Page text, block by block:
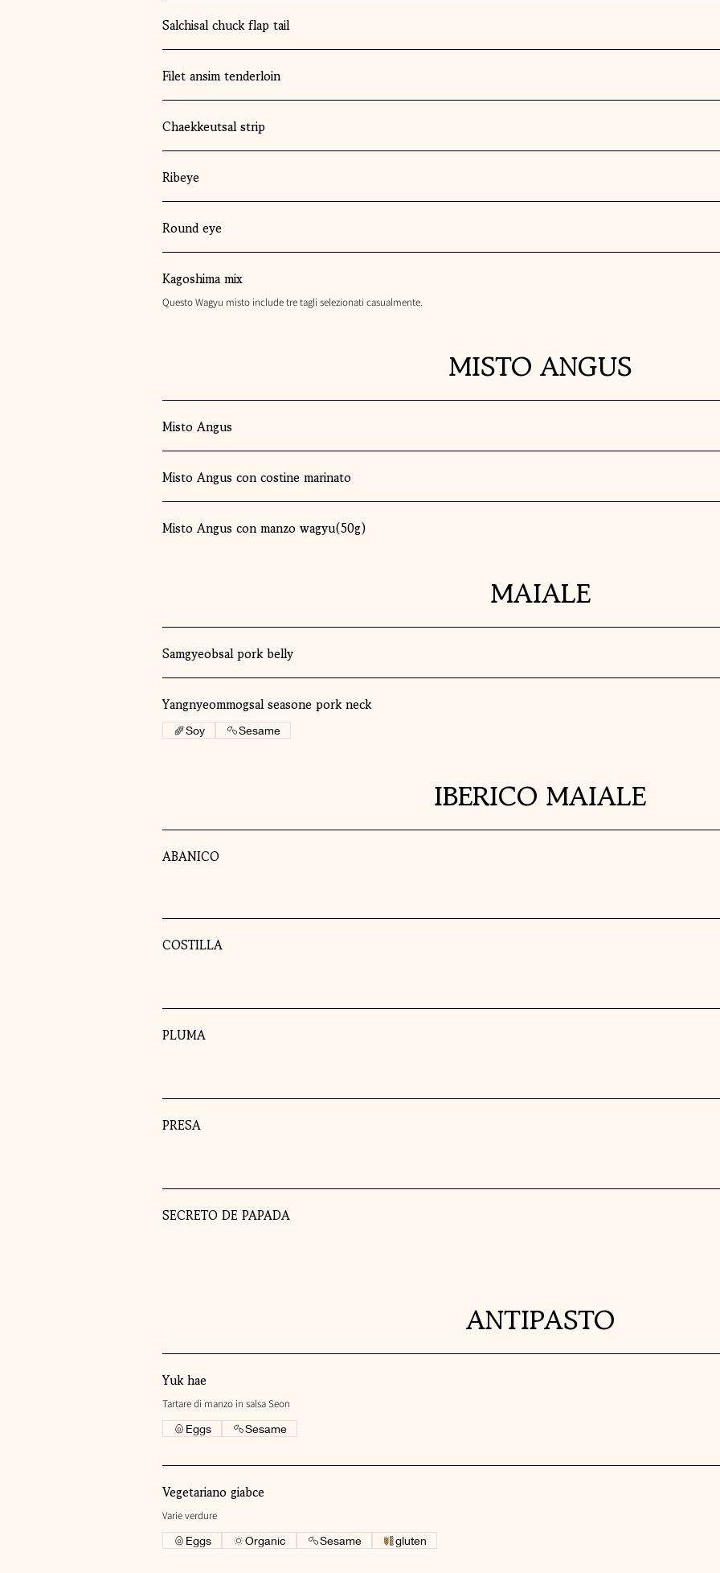
Salchisal chuck flap tail
Filet ansim tenderloin
Chaekkeutsal strip
Ribeye
Round eye
Kagoshima mix
Questo Wagyu misto include tre tagli selezionati casualmente.
MISTO ANGUS
Misto Angus
Misto Angus con costine marinato
Misto Angus con manzo wagyu(50g)
MAIALE
Samgyeobsal pork belly
Yangnyeommogsal seasone pork neck
Soy Sesame
IBERICO MAIALE
ABANICO
COSTILLA
PLUMA
PRESA
SECRETO DE PAPADA
ANTIPASTO
Yuk hae
Tartare di manzo in salsa Seon
Eggs
Sesame
Vegetariano giabce
Varie verdure
Eggs
Organic Sesame gluten